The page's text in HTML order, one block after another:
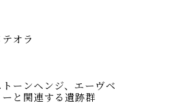
テオラ
トーンヘンジ、エーヴベ
ーと関連する遺跡群